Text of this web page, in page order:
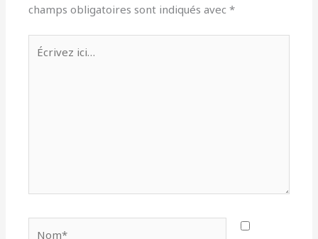
champs obligatoires sont indiqués avec*
ici…